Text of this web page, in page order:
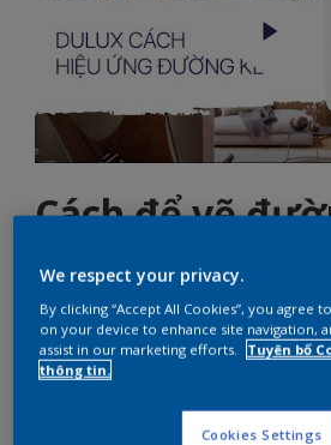
Cách để vẽ
ngang trên trần
bằng 5 bước
Hướng dẫn các bước để vẽ các
trên các mảng tường nhà bạn
We respect your privacy.
By clicking “Accept All Cookies”, you agree
on your device to enhance site navigation,
assist in our marketing efforts.
Tuyên bố
thông tin.
Cookies Settings